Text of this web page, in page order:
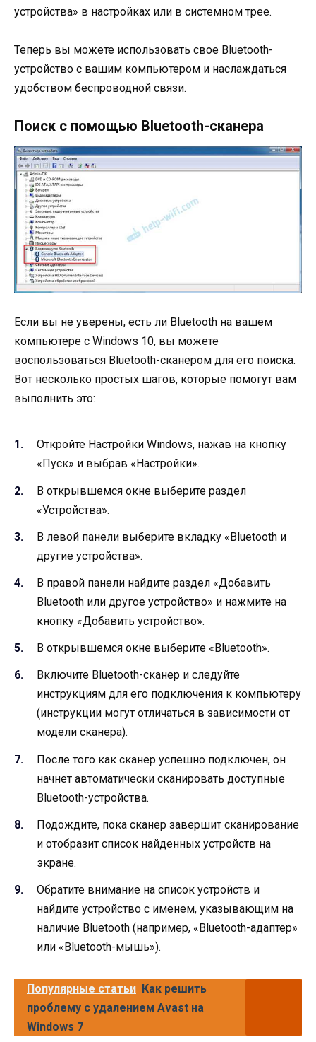
устройства» в настройках или в системном трее.
Теперь вы можете использовать свое Bluetooth-
устройство с вашим компьютером и наслаждаться
удобством беспроводной связи.
Поиск с помощью Bluetooth-сканера
Если вы не уверены, есть ли Bluetooth на вашем
компьютере с Windows 10, вы можете
воспользоваться Bluetooth-сканером для его поиска.
Вот несколько простых шагов, которые помогут вам
выполнить это:
Откройте Настройки Windows, нажав на кнопку
«Пуск» и выбрав «Настройки».
В открывшемся окне выберите раздел
«Устройства».
В левой панели выберите вкладку «Bluetooth и
другие устройства».
В правой панели найдите раздел «Добавить
Bluetooth или другое устройство» и нажмите на
кнопку «Добавить устройство».
В открывшемся окне выберите «Bluetooth».
Включите Bluetooth-сканер и следуйте
инструкциям для его подключения к компьютеру
(инструкции могут отличаться в зависимости от
модели сканера).
После того как сканер успешно подключен, он
начнет автоматически сканировать доступные
Bluetooth-устройства.
Подождите, пока сканер завершит сканирование
и отобразит список найденных устройств на
экране.
Обратите внимание на список устройств и
найдите устройство с именем, указывающим на
наличие Bluetooth (например, «Bluetooth-адаптер»
или «Bluetooth-мышь»).
Популярные статьи Как решить
проблему с удалением Avast на
Windows 7